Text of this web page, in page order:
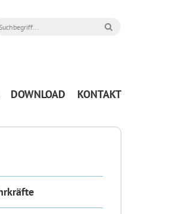
DOWNLOAD KONTAKT